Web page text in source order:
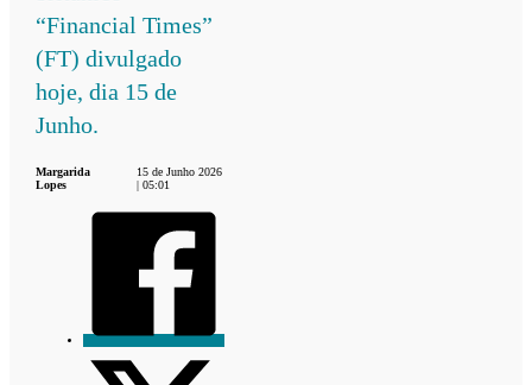
“Financial Times”
(FT) divulgado
hoje, dia 15 de
Junho.
Margarida
Lopes
15 de Junho 2026
| 05:01